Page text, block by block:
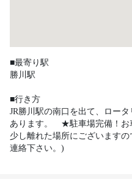
■最寄り駅
勝川駅
■行き方
JR勝川駅の南口を出て、ロー
あります。　★駐車場完備！お
少し離れた場所にございます
連絡下さい。)